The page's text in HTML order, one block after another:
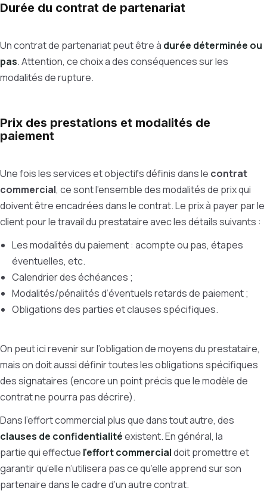
Durée du contrat de partenariat
Un contrat de partenariat peut être à durée déterminée ou
pas. Attention, ce choix a des conséquences sur les
modalités de rupture.
Prix des prestations et modalités de
paiement
Une fois les services et objectifs définis dans le contrat
commercial, ce sont l'ensemble des modalités de prix qui
doivent être encadrées dans le contrat. Le prix à payer par le
client pour le travail du prestataire avec les détails suivants :
Les modalités du paiement : acompte ou pas, étapes
éventuelles, etc.
Calendrier des échéances ;
Modalités/pénalités d’éventuels retards de paiement ;
Obligations des parties et clauses spécifiques.
On peut ici revenir sur l’obligation de moyens du prestataire,
mais on doit aussi définir toutes les obligations spécifiques
des signataires (encore un point précis que le modèle de
contrat ne pourra pas décrire).
Dans l’effort commercial plus que dans tout autre, des
clauses de confidentialitéexistent. En général, la
partie qui effectue l’effort commercialdoit promettre et
garantir qu’elle n’utilisera pas ce qu’elle apprend sur son
partenaire dans le cadre d’un autre contrat.